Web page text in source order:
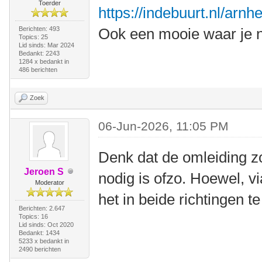
Toerder
Berichten: 493
Topics: 25
Lid sinds: Mar 2024
Bedankt: 2243
1284 x bedankt in
486 berichten
https://indebuurt.nl/
Ook een mooie waar je
Zoek
Jeroen S
Moderator
Berichten: 2.647
Topics: 16
Lid sinds: Oct 2020
Bedankt: 1434
5233 x bedankt in
2490 berichten
06-Jun-2026, 11:05 PM
Denk dat de omleiding
nodig is ofzo. Hoewel,
het in beide richtingen